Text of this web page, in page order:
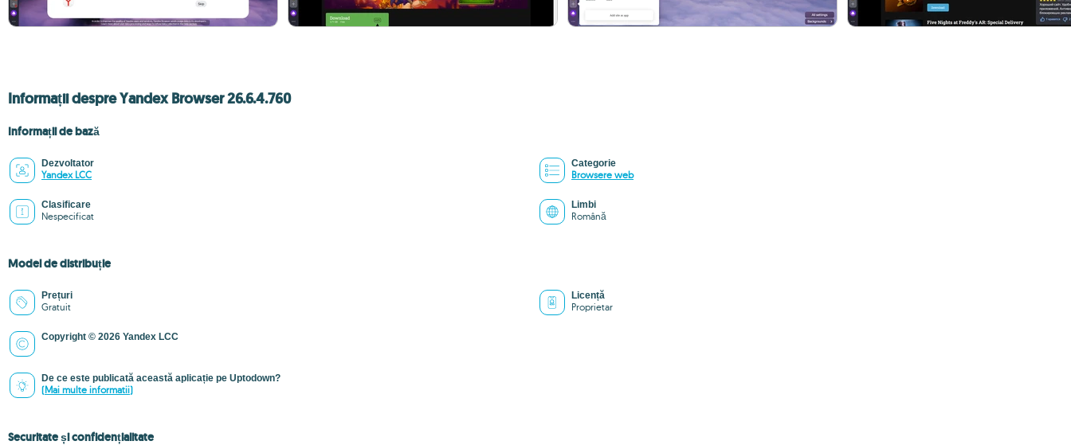
Informații despre Yandex Browser 26.6.4.760
Informații de bază
Dezvoltator
Yandex LCC
Categorie
Browsere web
Clasificare
Nespecificat
Limbi
Română
Model de distribuție
Prețuri
Gratuit
Licență
Proprietar
Copyright © 2026 Yandex LCC
De ce este publicată această aplicație pe Uptodown?
(Mai multe informatii)
Securitate și confidențialitate